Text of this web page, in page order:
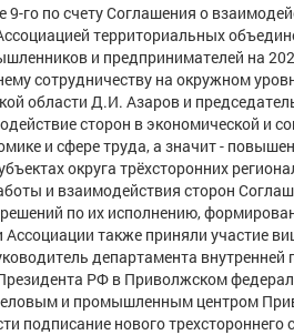
9-го по счету Соглашения о
территориальных
и предпринимателей на
сотрудничеству на окружном
области Д.И. Азаров и
сторон в экономической и
и сфере труда, а значит -
округа трёхсторонних
и взаимодействия сторон
по их исполнению,
также приняли участие
департамента
РФ в Приволжском
и промышленным центром
подписание нового